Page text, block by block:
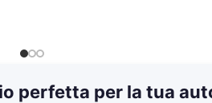
perfetta per la tua